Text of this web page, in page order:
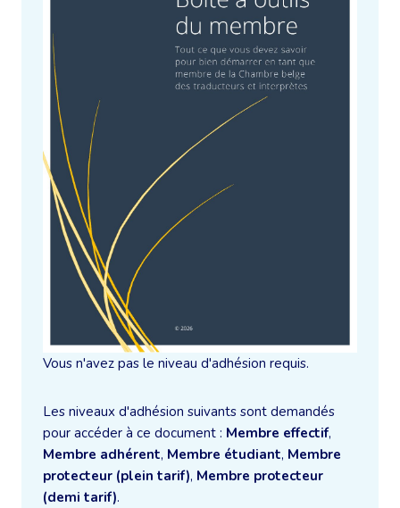
Vous n'avez pas le niveau d'adhésion requis.
Les niveaux d'adhésion suivants sont demandés
pour accéder à ce document : Membre effectif,
Membre adhérent, Membre étudiant, Membre
protecteur (plein tarif), Membre protecteur
(demi tarif).